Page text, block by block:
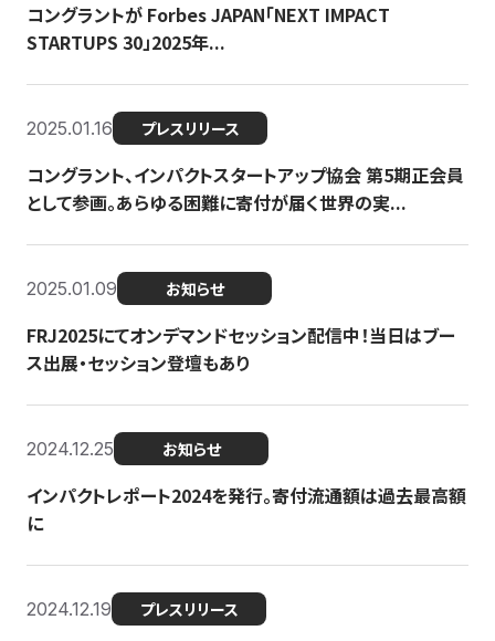
コングラントが Forbes JAPAN「NEXT IMPACT
STARTUPS 30」2025年...
2025.01.16 プレスリリース
コングラント、インパクトスタートアップ協会 第5期正会員
として参画。あらゆる困難に寄付が届く世界の実...
2025.01.09 お知らせ
FRJ2025にてオンデマンドセッション配信中！当日はブー
ス出展・セッション登壇もあり
2024.12.25 お知らせ
インパクトレポート2024を発行。寄付流通額は過去最高額
に
2024.12.19 プレスリリース